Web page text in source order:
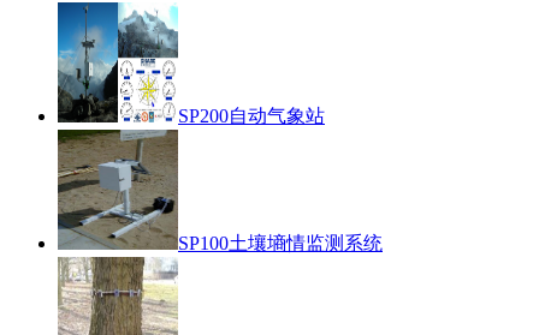
SP200自动气象站
SP100土壤墒情监测系统